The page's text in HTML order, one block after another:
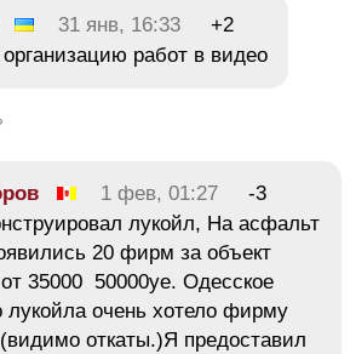
31 янв, 16:33
+2
работ в видео
1 фев, 01:27
-3
лукойл, На асфальт
20 фирм за объект
35000 50000уе. Одесское
лукойла очень хотело фирму
откаты.)Я предоставил